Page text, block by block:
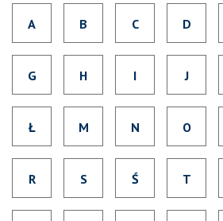
A B C D
G H I J
Ł M N O
R S Ś T